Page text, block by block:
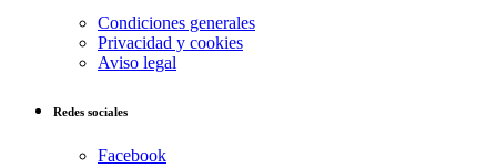
Condiciones generales
Privacidad y cookies
Aviso legal
Redes sociales
Facebook